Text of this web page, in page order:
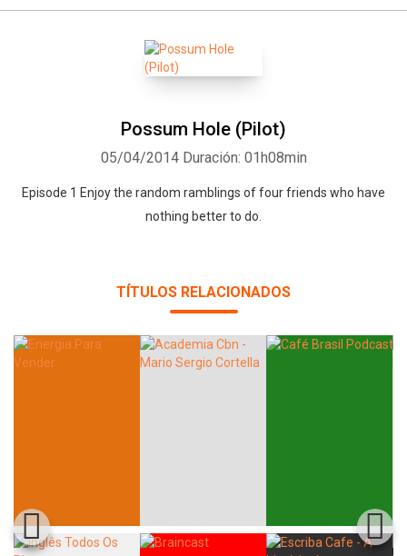
Possum Hole (Pilot)
05/04/2014 Duración: 01h08min
Episode 1 Enjoy the random ramblings of four friends who have
nothing better to do.
TÍTULOS RELACIONADOS